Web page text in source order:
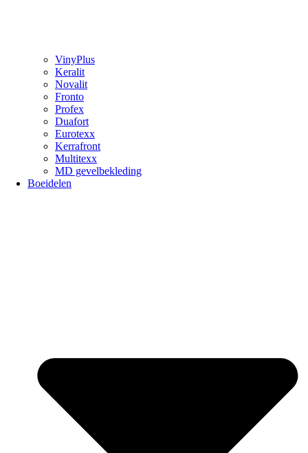
VinyPlus
Keralit
Novalit
Fronto
Profex
Duafort
Eurotexx
Kerrafront
Multitexx
MD gevelbekleding
Boeidelen